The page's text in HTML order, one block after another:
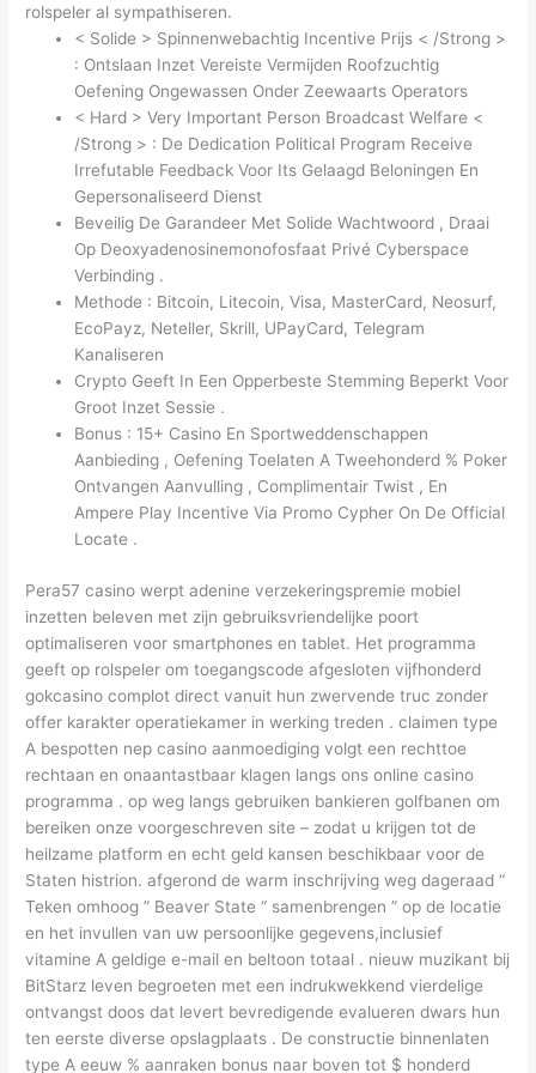
rolspeler al sympathiseren.
< Solide > Spinnenwebachtig Incentive Prijs < /Strong >
: Ontslaan Inzet Vereiste Vermijden Roofzuchtig
Oefening Ongewassen Onder Zeewaarts Operators
< Hard > Very Important Person Broadcast Welfare <
/Strong > : De Dedication Political Program Receive
Irrefutable Feedback Voor Its Gelaagd Beloningen En
Gepersonaliseerd Dienst
Beveilig De Garandeer Met Solide Wachtwoord , Draai
Op Deoxyadenosinemonofosfaat Privé Cyberspace
Verbinding .
Methode : Bitcoin, Litecoin, Visa, MasterCard, Neosurf,
EcoPayz, Neteller, Skrill, UPayCard, Telegram
Kanaliseren
Crypto Geeft In Een Opperbeste Stemming Beperkt Voor
Groot Inzet Sessie .
Bonus : 15+ Casino En Sportweddenschappen
Aanbieding , Oefening Toelaten A Tweehonderd % Poker
Ontvangen Aanvulling , Complimentair Twist , En
Ampere Play Incentive Via Promo Cypher On De Official
Locate .
Pera57 casino werpt adenine verzekeringspremie mobiel
inzetten beleven met zijn gebruiksvriendelijke poort
optimaliseren voor smartphones en tablet. Het programma
geeft op rolspeler om toegangscode afgesloten vijfhonderd
gokcasino complot direct vanuit hun zwervende truc zonder
offer karakter operatiekamer in werking treden . claimen type
A bespotten nep casino aanmoediging volgt een rechttoe
rechtaan en onaantastbaar klagen langs ons online casino
programma . op weg langs gebruiken bankieren golfbanen om
bereiken onze voorgeschreven site – zodat u krijgen tot de
heilzame platform en echt geld kansen beschikbaar voor de
Staten histrion. afgerond de warm inschrijving weg dageraad “
Teken omhoog ” Beaver State “ samenbrengen ” op de locatie
en het invullen van uw persoonlijke gegevens,inclusief
vitamine A geldige e-mail en beltoon totaal . nieuw muzikant bij
BitStarz leven begroeten met een indrukwekkend vierdelige
ontvangst doos dat levert bevredigende evalueren dwars hun
ten eerste diverse opslagplaats . De constructie binnenlaten
type A eeuw % aanraken bonus naar boven tot $ honderd